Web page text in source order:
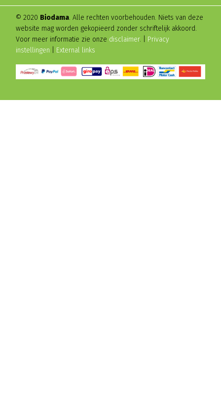
© 2020 Biodama. Alle rechten voorbehouden. Niets van deze
website mag worden gekopieerd zonder schriftelijk akkoord.
Voor meer informatie zie onze disclaimer. | Privacy
instellingen
External links